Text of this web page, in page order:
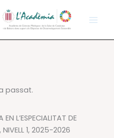
passat.
L’ESPECIALITAT DE
NIVELL 1, 2025-2026